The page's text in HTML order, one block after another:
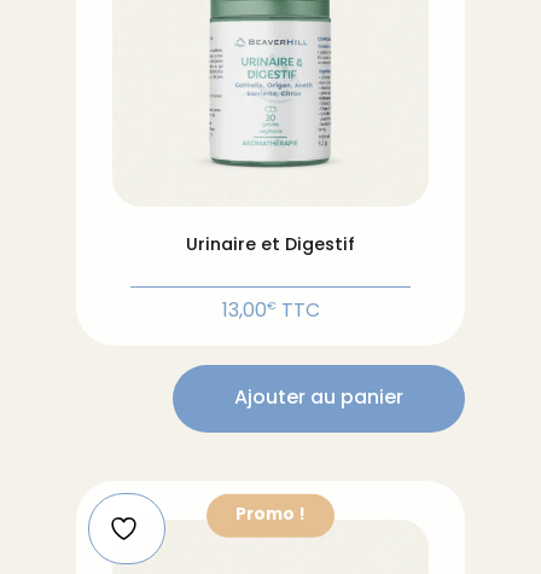
Urinaire et Digestif
13,00€ TTC
Digestif
Ajouter au panier
Promo !